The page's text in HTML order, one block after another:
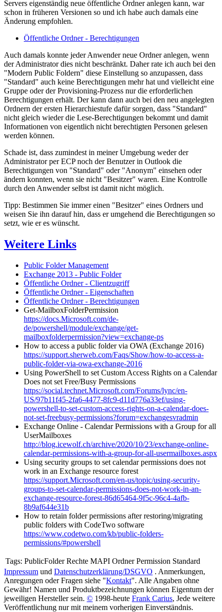
Servers eigenständig neue öffentliche Ordner anlegen kann, war
schon in früheren Versionen so und ich habe auch damals eine
Änderung empfohlen.
Öffentliche Ordner - Berechtigungen
Auch damals konnte jeder Anwender neue Ordner anlegen, wenn
der Administrator dies nicht beschränkt. Daher rate ich auch bei den
"Modern Public Foldern" diese Einstellung so anzupassen, dass
"Standard" auch keine Berechtigungen mehr hat und vielleicht eine
Gruppe oder der Provisioning-Prozess nur die erforderlichen
Berechtigungen erhält. Der kann dann auch bei den neu angelegten
Ordnern der ersten Hierarchiestufe dafür sorgen, dass "Standard"
nicht gleich wieder die Lese-Berechtigungen bekommt und damit
Informationen von eigentlich nicht berechtigten Personen gelesen
werden können.
Schade ist, dass zumindest in meiner Umgebung weder der
Administrator per ECP noch der Benutzer in Outlook die
Berechtigungen von "Standard" oder "Anonym" einsehen oder
ändern konnten, wenn sie nicht "Besitzer" waren. Eine Kontrolle
durch den Anwender selbst ist damit nicht möglich.
Tipp: Bestimmen Sie immer einen "Besitzer" eines Ordners und
weisen Sie ihn darauf hin, dass er umgehend die Berechtigungen so
setzt, wie er es wünscht.
Weitere Links
Public Folder Management
Exchange 2013 - Public Folder
Öffentliche Ordner - Clientzugriff
Öffentliche Ordner - Eigenschaften
Öffentliche Ordner - Berechtigungen
Get-MailboxFolderPermission
https://docs.Microsoft.com/de-
de/powershell/module/exchange/get-
mailboxfolderpermission?view=exchange-ps
How to access a public folder via OWA (Exchange 2016)
https://support.sherweb.com/Faqs/Show/how-to-access-a-
public-folder-via-owa-exchange-2016
Using PowerShell to set Custom Access Rights on a Calendar
Does not set Free/Busy Permissions
https://social.technet.Microsoft.com/Forums/lync/en-
US/97b11f45-2fa6-4477-8fc9-d11d776a33ef/using-
powershell-to-set-custom-access-rights-on-a-calendar-does-
not-set-freebusy-permissions?forum=exchangesvradmin
Exchange Online - Calendar Permissions with a Group for all
UserMailboxes
http://blog.icewolf.ch/archive/2020/10/23/exchange-online-
calendar-permissions-with-a-group-for-all-usermailboxes.aspx
Using security groups to set calendar permissions does not
work in an Exchange resource forest
https://support.Microsoft.com/en-us/topic/using-security-
groups-to-set-calendar-permissions-does-not-work-in-an-
exchange-resource-forest-86d65464-9f5c-96c4-4afb-
8b9af644e31b
How to retain folder permissions after restoring/migrating
public folders with CodeTwo software
https://www.codetwo.com/kb/public-folders-
permissions/#powershell
Tags: PublicFolder Rechte MAPI Ordner Permission Standard
Impressum und Datenschutzerklärung/DSGVO . Anmerkungen,
Anregungen oder Fragen siehe "Kontakt". Alle Angaben ohne
Gewähr! Namen und Produktbezeichnungen können Eigentum der
jeweiligen Hersteller sein. © 1998-heute Frank Carius, Jede weitere
Veröffentlichung nur mit meinem vorherigen Einverständnis.